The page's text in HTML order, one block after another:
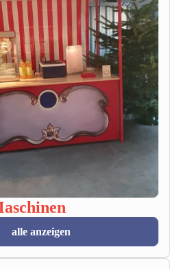
alle anzeigen